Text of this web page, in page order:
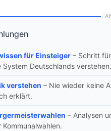
für Einsteiger– Schritt
System Deutschlands verstehen.
verstehen – Nie wieder keine
erklärt.
– Analysen